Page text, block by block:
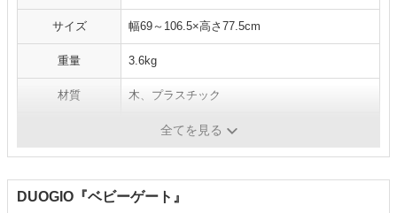
サイズ 幅69～106.5×高さ77.5cm
重量 3.6kg
材質 木、プラスチック
ナチュラルウッド、ホワイトウッド
全てを見る
DUOGIO『ベビーゲート』